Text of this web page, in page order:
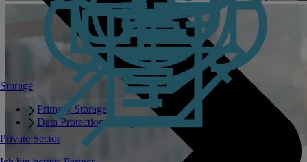
Storage
Primary Storage
Data Protection Storage
Private Sector